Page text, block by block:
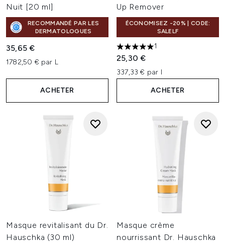
Nuit [20 ml]
RECOMMANDÉ PAR LES
DERMATOLOGUES
35,65 €
1782,50 € par L
ACHETER
Up Remover
ÉCONOMISEZ -20% | CODE:
SALELF
5 étoiles sur un maximum de
1
25,30 €
337,33 € par l
ACHETER
Masque revitalisant du Dr.
Hauschka (30 ml)
Masque crème
nourrissant Dr. Hauschka